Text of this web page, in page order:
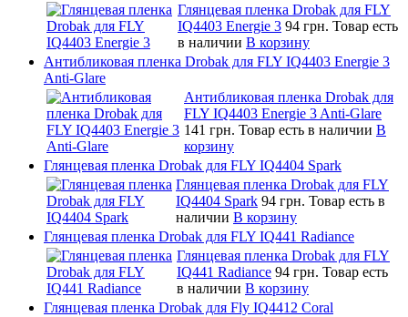
Глянцевая пленка Drobak для FLY
IQ4403 Energie 3 94 грн. Товар есть
в наличии В корзину
Антибликовая пленка Drobak для FLY IQ4403 Energie 3
Anti-Glare
Антибликовая пленка Drobak для
FLY IQ4403 Energie 3 Anti-Glare
141 грн. Товар есть в наличии В
корзину
Глянцевая пленка Drobak для FLY IQ4404 Spark
Глянцевая пленка Drobak для FLY
IQ4404 Spark 94 грн. Товар есть в
наличии В корзину
Глянцевая пленка Drobak для FLY IQ441 Radiance
Глянцевая пленка Drobak для FLY
IQ441 Radiance 94 грн. Товар есть
в наличии В корзину
Глянцевая пленка Drobak для Fly IQ4412 Coral